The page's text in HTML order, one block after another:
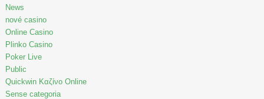
News
nové casino
Online Casino
Plinko Casino
Poker Live
Public
Quickwin Καζίνο Online
Sense categoria